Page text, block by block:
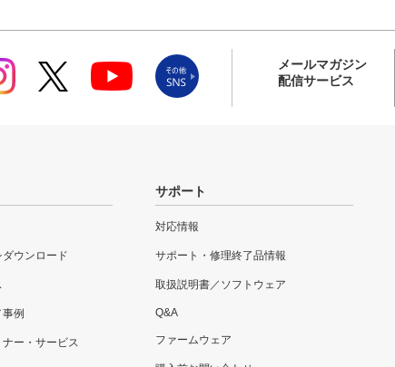
メールマガジン
配信サービス
ウンロード
例
ー・サービス
サポート
対応情報
サポート・修理終了品情報
取扱説明書／ソフトウェア
Q&A
ファームウェア